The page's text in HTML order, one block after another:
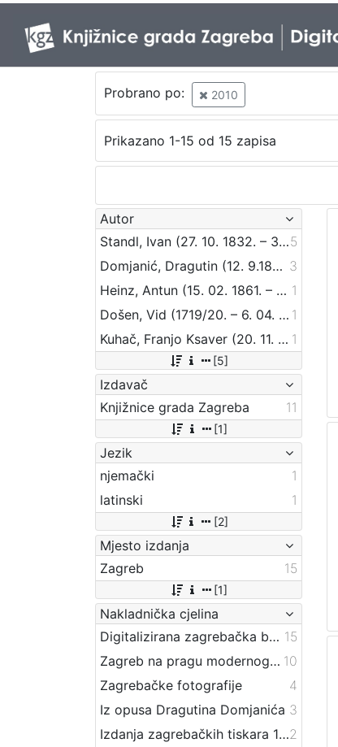
Probrano po: 2010
Prikazano 1-15 od 15 zapisa
Autor
Standl, Ivan (27. 10. 1832. – 30. 8. 1897.)5
Domjanić, Dragutin (12. 9.1875. – 07. 6.1933.) 3
Heinz, Antun (15. 02. 1861. – 21. 01. 1919.) 1
Došen, Vid (1719/20. – 6. 04. 1778.) 1
Kuhač, Franjo Ksaver (20. 11. 1834. – 18.06.1911.) 1
[5]
Izdavač
Knjižnice grada Zagreba
11
[1]
Jezik
njemački
1
latinski
1
[2]
Mjesto izdanja
Zagreb
15
[1]
Nakladnička cjelina
Digitalizirana zagrebačka baština 15
Zagreb na pragu modernog doba 10
Zagrebačke fotografije
4
Iz opusa Dragutina Domjanića 3
Izdanja zagrebačkih tiskara 17. i 18. stoljeća2